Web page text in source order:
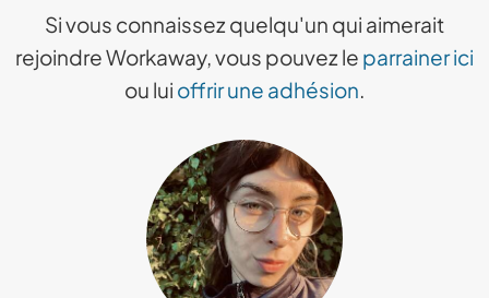
Si vous connaissez quelqu'un qui aimerait
rejoindre Workaway, vous pouvez le parrainer ici
ou lui offrir une adhésion